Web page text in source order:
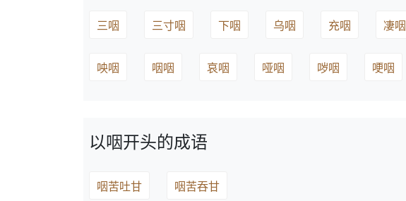
三咽 三寸咽 下咽 乌咽 充咽 凄咽
咉咽 咽咽 哀咽 哑咽 哕咽 哽咽
以咽开头的成语
咽苦吐甘 咽苦吞甘